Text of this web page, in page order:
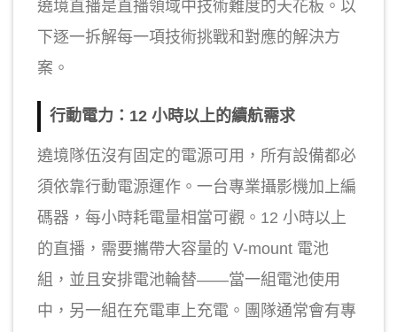
遶境直播是直播領域中技術難度的天花板。以
下逐一拆解每一項技術挑戰和對應的解決方
案。
行動電力：12 小時以上的續航需求
遶境隊伍沒有固定的電源可用，所有設備都必
須依靠行動電源運作。一台專業攝影機加上編
碼器，每小時耗電量相當可觀。12 小時以上
的直播，需要攜帶大容量的 V-mount 電池
組，並且安排電池輪替——當一組電池使用
中，另一組在充電車上充電。團隊通常會有專